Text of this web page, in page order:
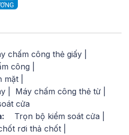
chấm công thẻ giấy
công
mặt
Máy chấm công thẻ từ
cửa
Trọn bộ kiểm soát cửa
rơi thả chốt